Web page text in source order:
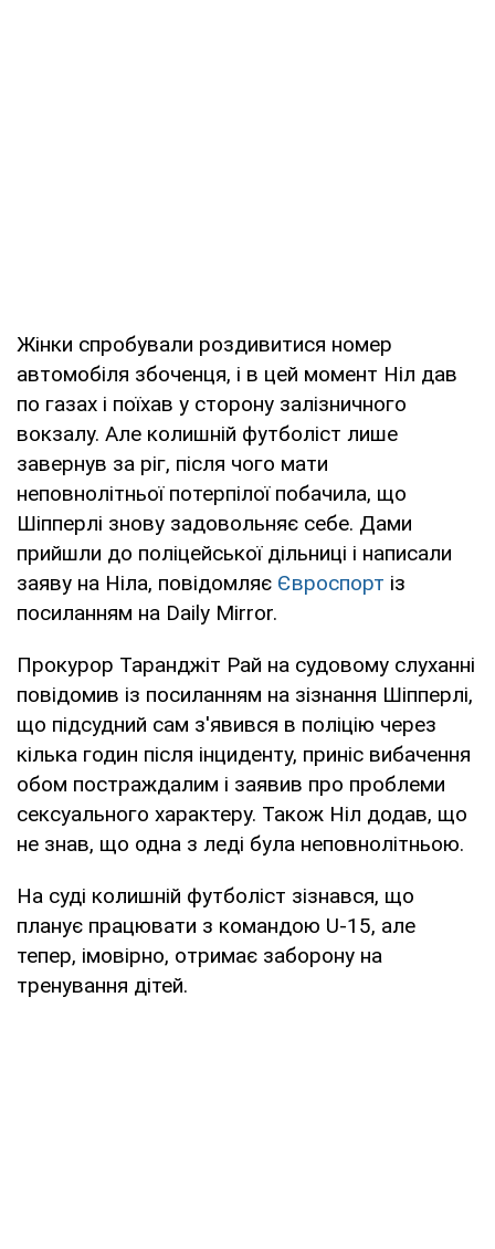
Жінки спробували роздивитися номер
автомобіля збоченця, і в цей момент Ніл дав
по газах і поїхав у сторону залізничного
вокзалу. Але колишній футболіст лише
завернув за ріг, після чого мати
неповнолітньої потерпілої побачила, що
Шіпперлі знову задовольняє себе. Дами
прийшли до поліцейської дільниці і написали
заяву на Ніла, повідомляє Євроспорт із
посиланням на Daily Mirror.
Прокурор Таранджіт Рай на судовому слуханні
повідомив із посиланням на зізнання Шіпперлі,
що підсудний сам з'явився в поліцію через
кілька годин після інциденту, приніс вибачення
обом постраждалим і заявив про проблеми
сексуального характеру. Також Ніл додав, що
не знав, що одна з леді була неповнолітньою.
На суді колишній футболіст зізнався, що
планує працювати з командою U-15, але
тепер, імовірно, отримає заборону на
тренування дітей.